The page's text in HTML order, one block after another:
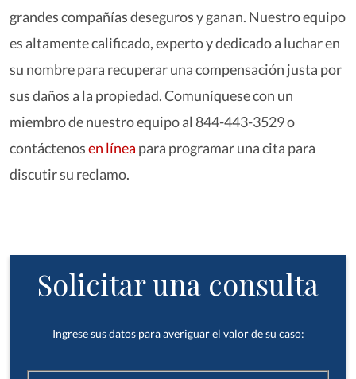
grandes compañías deseguros y ganan. Nuestro equipo
es altamente calificado, experto y dedicado a luchar en
su nombre para recuperar una compensación justa por
sus daños a la propiedad. Comuníquese con un
miembro de nuestro equipo al 844-443-3529 o
contáctenosen línea para programar una cita para
discutir su reclamo.
Solicitar una consulta
Ingrese sus datos para averiguar el valor de su caso: